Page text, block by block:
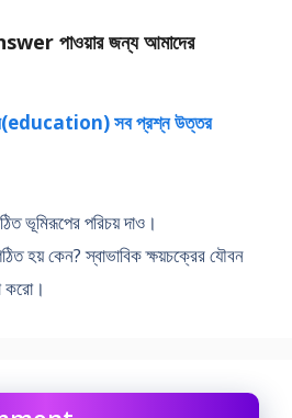
পাওয়ার জন্য আমাদের
সব প্রশ্ন উত্তর
ভূমিরূপের পরিচয় দাও।
হয় কেন? স্বাভাবিক ক্ষয়চক্রের যৌবন
করাে।